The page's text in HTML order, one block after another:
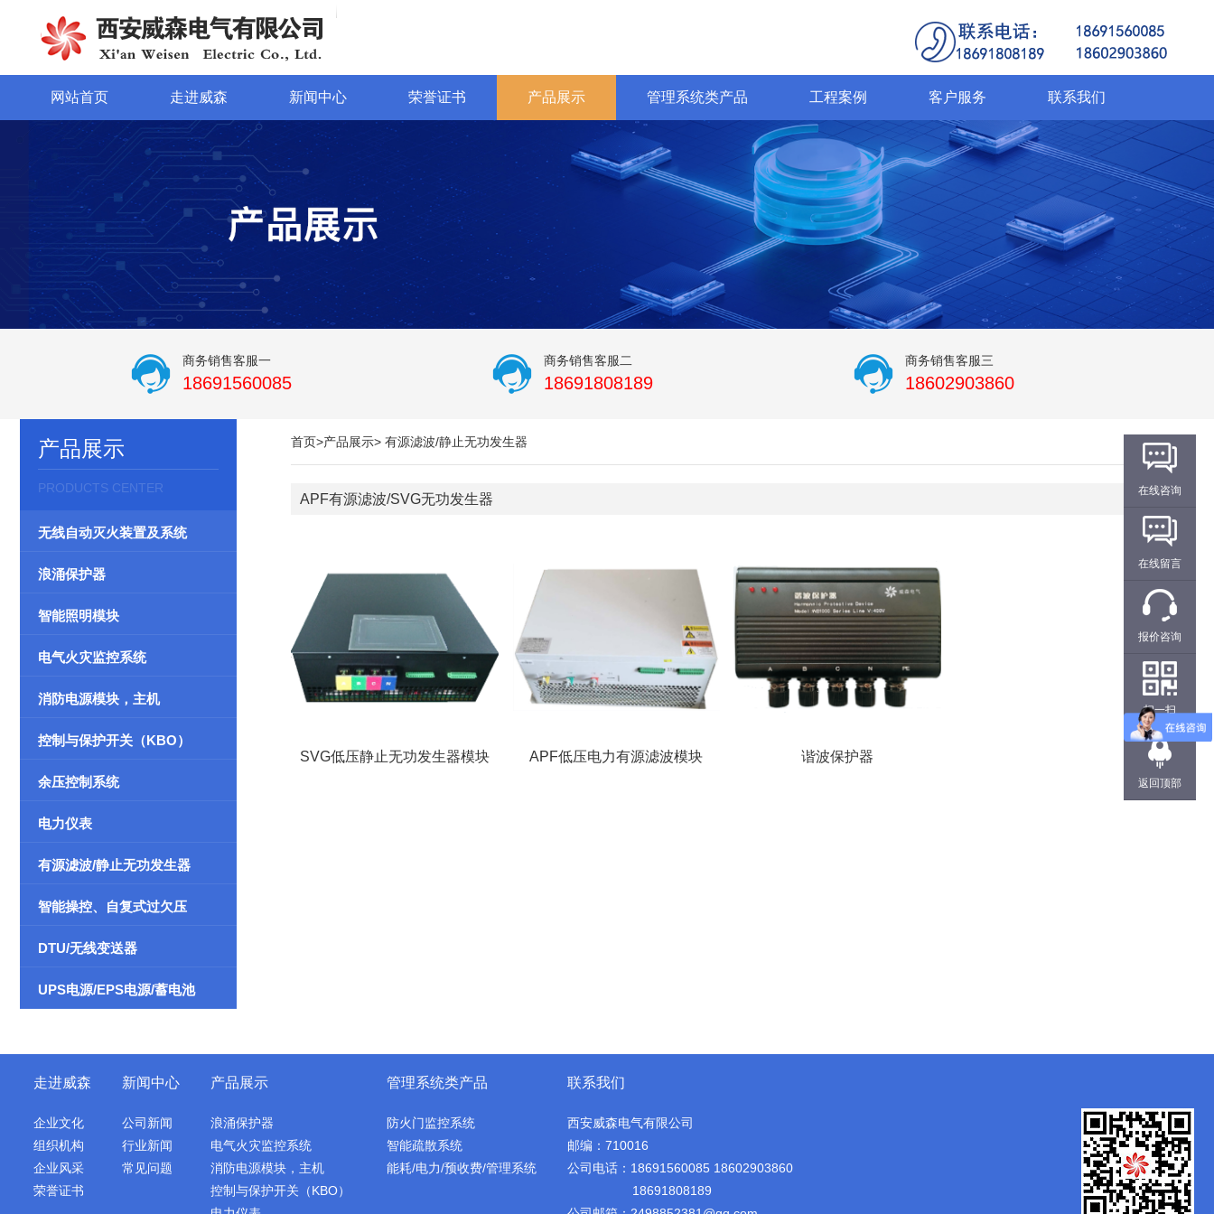
网站首页 走进威森 新闻中心 荣誉证书 产品展示 管理系统类产品 工程案例 客户服务 联系我们
商务销售客服一
18691560085
商务销售客服二
18691808189
商务销售客服三
18602903860
产品展示
PRODUCTS CENTER
无线自动灭火装置及系统
浪涌保护器
智能照明模块
电气火灾监控系统
消防电源模块，主机
控制与保护开关（KBO）
余压控制系统
电力仪表
有源滤波/静止无功发生器
智能操控、自复式过欠压
DTU/无线变送器
UPS电源/EPS电源/蓄电池
首页>产品展示> 有源滤波/静止无功发生器
APF有源滤波/SVG无功发生器
SVG低压静止无功发生器模块 APF低压电力有源滤波模块 谐波保护器
走进威森
企业文化
组织机构
企业风采
荣誉证书
新闻中心
公司新闻
行业新闻
常见问题
产品展示
浪涌保护器
电气火灾监控系统
消防电源模块，主机
控制与保护开关（KBO）
管理系统类产品
防火门监控系统
智能疏散系统
能耗/电力/预收费/管理系统
联系我们
西安威森电气有限公司
邮编：710016
公司电话：18691560085 18602903860
18691808189
在线咨询
在线留言
报价咨询
扫一扫
返回顶部